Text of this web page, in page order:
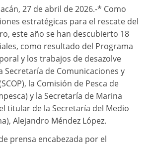
27 de abril de 2026.-* Como
estratégicas para el rescate del
este año se han descubierto 18
como resultado del Programa
y los trabajos de desazolve
Secretaría de Comunicaciones y
la Comisión de Pesca de
y la Secretaría de Marina
titular de la Secretaría del Medio
Alejandro Méndez López.
prensa encabezada por el